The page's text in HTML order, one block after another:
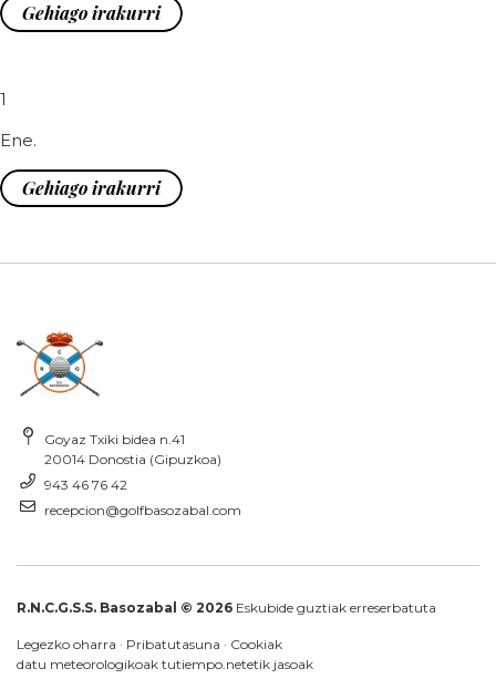
Gehiago irakurri
1
Ene.
Gehiago irakurri
Goyaz Txiki bidea n.41
20014 Donostia (Gipuzkoa)
943 46 76 42
recepcion@golfbasozabal.com
R.N.C.G.S.S. Basozabal © 2026 Eskubide guztiak erreserbatuta
Legezko oharra · Pribatutasuna · Cookiak
datu meteorologikoak tutiempo.netetik jasoak